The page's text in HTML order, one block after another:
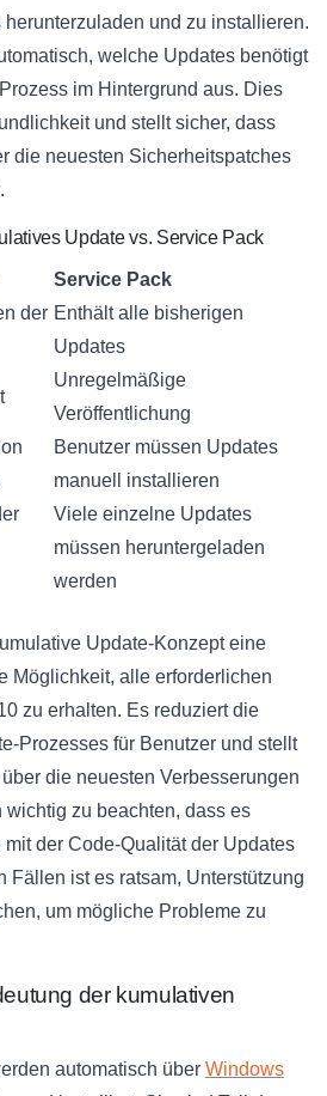
herunterzuladen und zu installieren.
welche Updates benötigt
im Hintergrund aus. Dies
und stellt sicher, dass
die neuesten Sicherheitspatches
Update vs. Service Pack
Service Pack
der Enthält alle bisherigen
Updates
Unregelmäßige
Veröffentlichung
Benutzer müssen Updates
manuell installieren
Viele einzelne Updates
müssen heruntergeladen
werden
Update-Konzept eine
Möglichkeit, alle erforderlichen
zu erhalten. Es reduziert die
Prozesses für Benutzer und stellt
die neuesten Verbesserungen
zu beachten, dass es
der Code-Qualität der Updates
Fällen ist es ratsam, Unterstützung
um mögliche Probleme zu
der kumulativen
automatisch über Windows